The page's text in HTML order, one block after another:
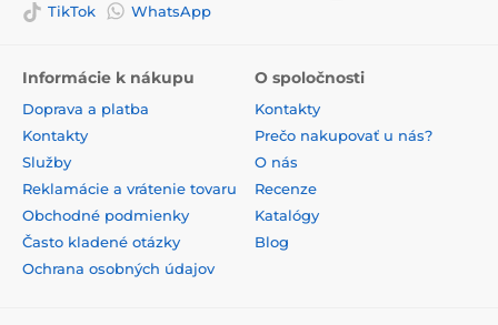
TikTok
WhatsApp
Informácie k nákupu
Doprava a platba
Kontakty
Služby
Reklamácie a vrátenie tovaru
Obchodné podmienky
Často kladené otázky
Ochrana osobných údajov
O spoločnosti
Kontakty
Prečo nakupovať u nás?
O nás
Recenze
Katalógy
Blog